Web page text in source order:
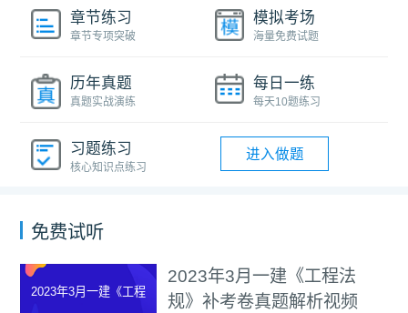
章节练习
章节专项突破
模拟考场
海量免费试题
历年真题
真题实战演练
每日一练
每天10题练习
习题练习
核心知识点练习
进入做题
免费试听
2023年3月一建《工程
2023年3月一建《工程法
规》补考卷真题解析视频